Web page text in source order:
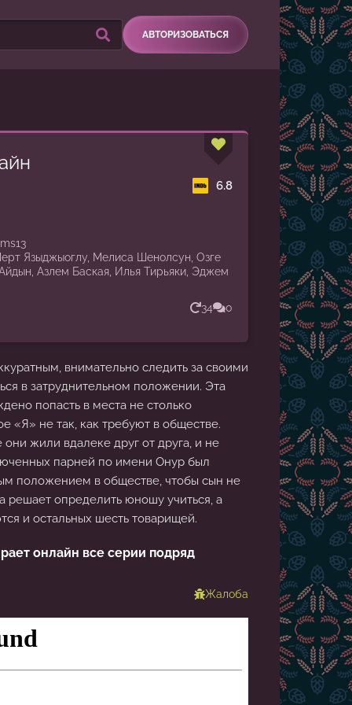
АВТОРИЗОВАТЬСЯ
6.8
Языджыоглу, Мелиса Шенолсун, Озге
Азлем Баская, Илья Тирьяки, Эджем
34 0
внимательно следить за своими
в затруднительном положении. Эта
попасть в места не столько
«Я» не так, как требуют в обществе.
жили вдалеке друг от друга, и не
парней по имени Онур был
положением в обществе, чтобы сын не
определить юношу учиться, а
и остальных шесть товарищей.
онлайн все серии подряд
Жалоба